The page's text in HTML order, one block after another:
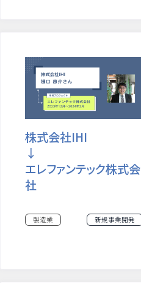
株式会社IHI
↓
エレファンテック株式会
社
製造業 新規事業開発